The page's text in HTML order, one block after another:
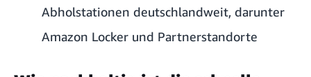
Abholstationen deutschlandweit, darunter
Amazon Locker und Partnerstandorte